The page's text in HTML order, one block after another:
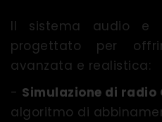
Il sistema audio e
progettato per
avanzata e realistica:
- Simulazione di radio
algoritmo di